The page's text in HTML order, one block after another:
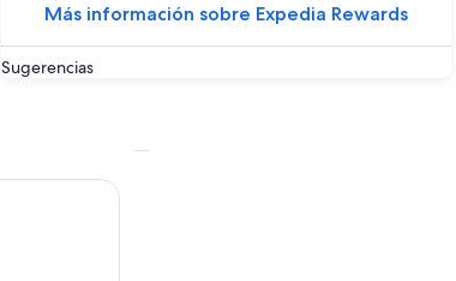
Más información sobre Expedia Rewards
Sugerencias